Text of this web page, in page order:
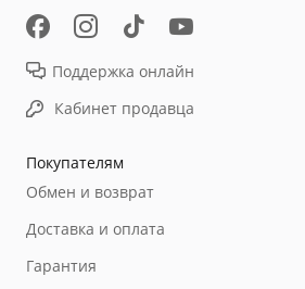
Покупателям
Обмен и возврат
Доставка и оплата
Гарантия
Поддержка онлайн
Кабинет продавца